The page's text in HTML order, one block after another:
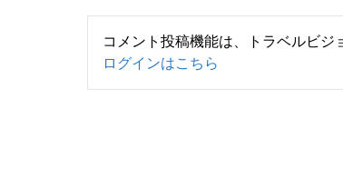
コメント投稿機能は、トラベルビジ
ログインはこちら